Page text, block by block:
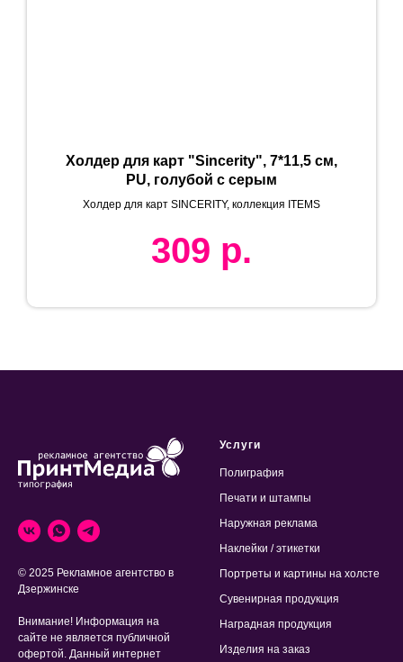
Холдер для карт "Sincerity", 7*11,5 см,
PU, голубой с серым
Холдер для карт SINCERITY, коллекция ITEMS
309 р.
© 2025 Рекламное агентство в
Дзержинске
Внимание! Информация на
сайте не является публичной
офертой. Данный интернет
Услуги
Полиграфия
Печати и штампы
Наружная реклама
Наклейки / этикетки
Портреты и картины на холсте
Сувенирная продукция
Наградная продукция
Изделия на заказ